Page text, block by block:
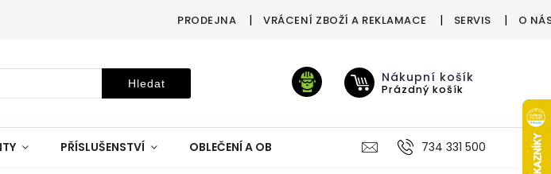
PRODEJNA VRÁCENÍ ZBOŽÍ A REKLAMACE SERVIS O
Hledat Nákupní košík
Prázdný košík
PŘÍSLUŠENSTVÍ OBLEČENÍ A OBUV VÝŽIVA VÝPRODEJ %
734 331 500